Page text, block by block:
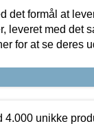
det formål at
leveret med det
for at se deres
unikke